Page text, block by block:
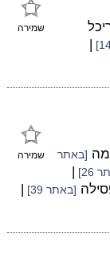
שמירה
|
שמירה
[באתר
26]
|
[באתר 39]
|